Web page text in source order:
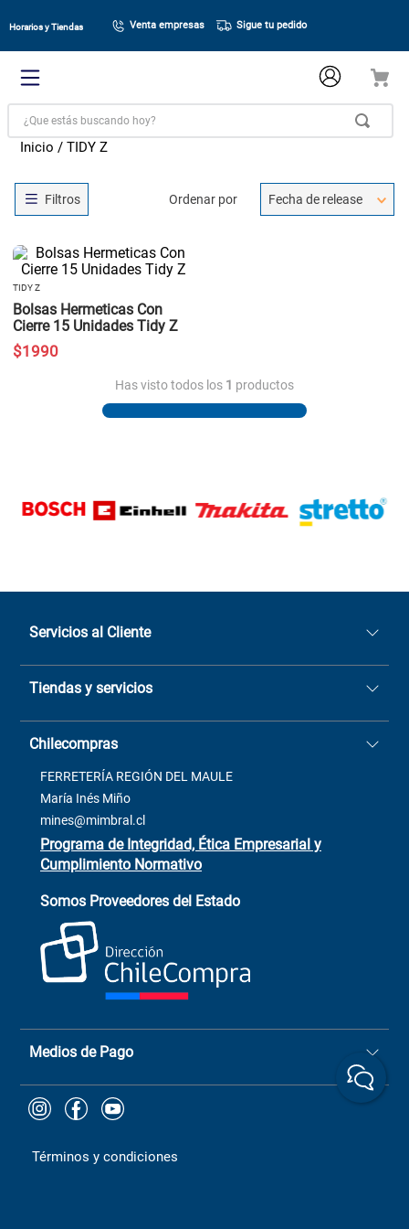
Horarios y Tiendas Venta empresas Sigue tu pedido
¿Que estás buscando hoy?
TIDY Z
Ordenar por Fecha de release
TIDY Z
Bolsas Hermeticas Con
Cierre 15 Unidades Tidy Z
$1990
Has visto todos los 1 productos
Servicios al Cliente
Quiénes somos
Sucursales
Términos y condiciones
Contacto
Venta Terreno
Trabaja con Nosotros
+(73) 256
ChileCompras
+56 9 9888 9549
Tiendas y servicios
Casa Matriz: Avenida Chorrillos
2137 San Javier, Fono (73)
Chilecompras
FERRETERÍA REGIÓN DEL MAULE
María Inés Miño
mines@mimbral.cl
Programa de Integridad, Ética Empresarial y
Cumplimiento Normativo
Somos Proveedores del Estado
Medios de Pago
Términos y condiciones